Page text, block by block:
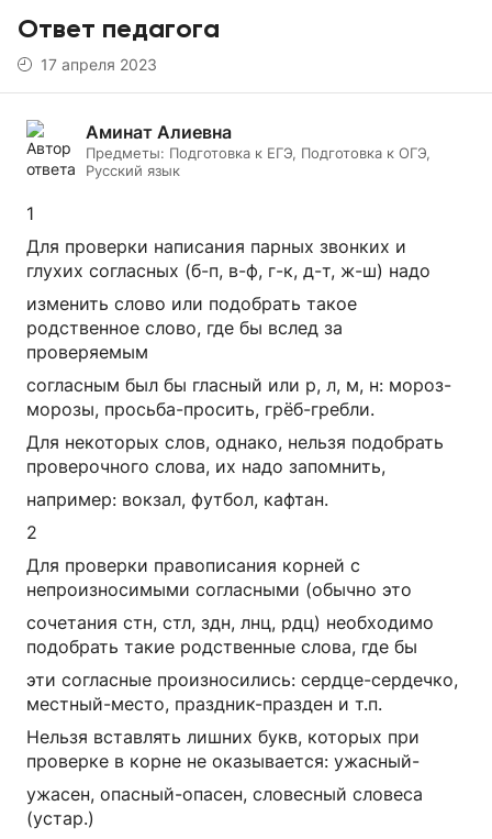
Ответ педагога
17 апреля 2023
Аминат Алиевна
Предметы: Подготовка к ЕГЭ, Подготовка к ОГЭ,
Русский язык
1
Для проверки написания парных звонких и
глухих согласных (б-п, в-ф, г-к, д-т, ж-ш) надо
изменить слово или подобрать такое
родственное слово, где бы вслед за
проверяемым
согласным был бы гласный или р, л, м, н: мороз-
морозы, просьба-просить, грёб-гребли.
Для некоторых слов, однако, нельзя подобрать
проверочного слова, их надо запомнить,
например: вокзал, футбол, кафтан.
2
Для проверки правописания корней с
непроизносимыми согласными (обычно это
сочетания стн, стл, здн, лнц, рдц) необходимо
подобрать такие родственные слова, где бы
эти согласные произносились: сердце-сердечко,
местный-место, праздник-празден и т.п.
Нельзя вставлять лишних букв, которых при
проверке в корне не оказывается: ужасный-
ужасен, опасный-опасен, словесный словеса
(устар.)